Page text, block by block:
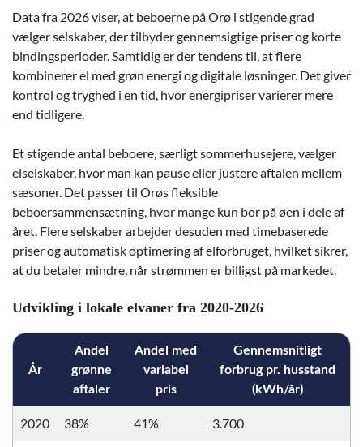
Data fra 2026 viser, at beboerne på Orø i stigende grad
vælger selskaber, der tilbyder gennemsigtige priser og korte
bindingsperioder. Samtidig er der tendens til, at flere
kombinerer el med grøn energi og digitale løsninger. Det giver
kontrol og tryghed i en tid, hvor energipriser varierer mere
end tidligere.
Et stigende antal beboere, særligt sommerhusejere, vælger
elselskaber, hvor man kan pause eller justere aftalen mellem
sæsoner. Det passer til Orøs fleksible
beboersammensætning, hvor mange kun bor på øen i dele af
året. Flere selskaber arbejder desuden med timebaserede
priser og automatisk optimering af elforbruget, hvilket sikrer,
at du betaler mindre, når strømmen er billigst på markedet.
Udvikling i lokale elvaner fra 2020-2026
År
Andel
grønne
aftaler
Andel med
variabel
pris
Gennemsnitligt
forbrug pr. husstand
(kWh/år)
2020 38% 41% 3.700